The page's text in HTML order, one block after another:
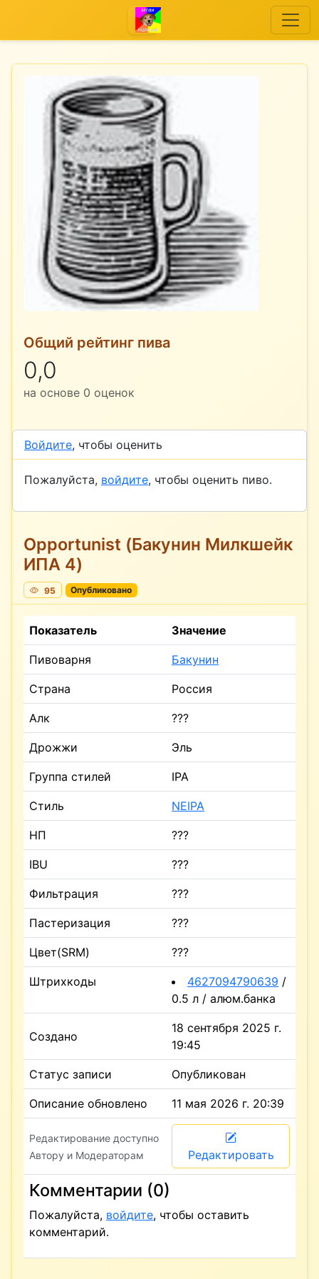
Общий рейтинг пива
0,0
на основе 0 оценок
Войдите, чтобы оценить
Пожалуйста, войдите, чтобы оценить пиво.
Opportunist (Бакунин Милкшейк
ИПА 4)
95 Опубликовано
Показатель Значение
Пивоварня Бакунин
Страна Россия
Алк ???
Дрожжи Эль
Группа стилей IPA
Стиль NEIPA
НП ???
IBU ???
Фильтрация ???
Пастеризация ???
Цвет(SRM) ???
Штрихкоды 4627094790639 /
0.5 л / алюм.банка
Создано
18 сентября 2025 г.
19:45
Статус записи Опубликован
Описание обновлено 11 мая 2026 г. 20:39
Редактирование доступно
Автору и Модераторам
Редактировать
Комментарии (0)
Пожалуйста, войдите, чтобы оставить
комментарий.